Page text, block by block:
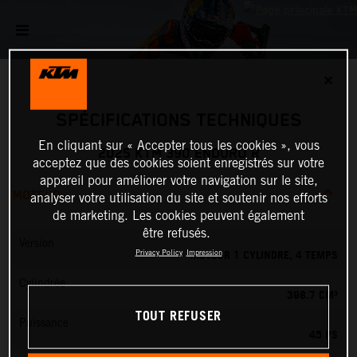
2025 KTM 390 ENDURO R
MOTEUR
MOTEUR 1 CYLINDRE, 4 TEMPS
Cylindrée
En cliquant sur « Accepter tous les cookies », vous
acceptez que des cookies soient enregistrés sur votre
appareil pour améliorer votre navigation sur le site,
analyser votre utilisation du site et soutenir nos efforts
de marketing. Les cookies peuvent également
être refusés.
Privacy Policy Impression
TOUT REFUSER